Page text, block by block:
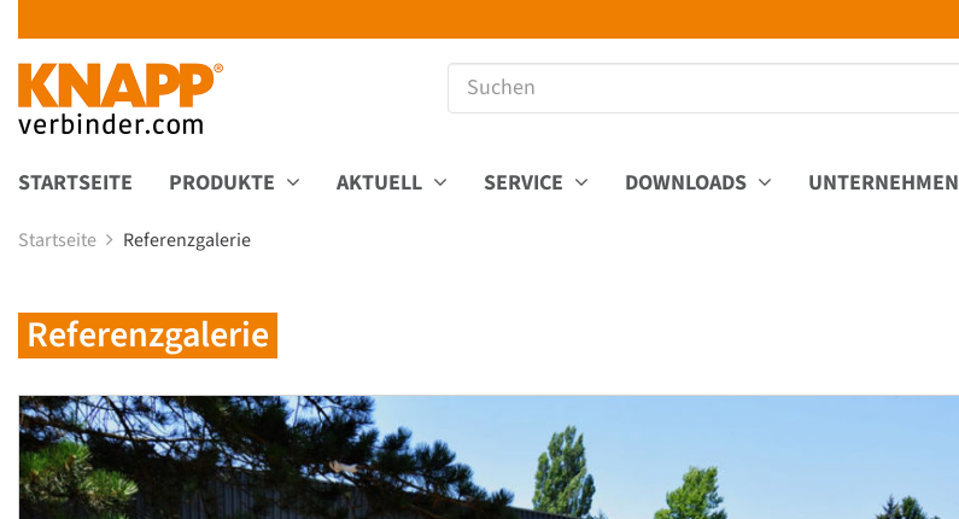
STARTSEITE PRODUKTE AKTUELL SERVICE DOWNLOADS UNTERNEHMEN
Startseite Referenzgalerie
Referenzgalerie